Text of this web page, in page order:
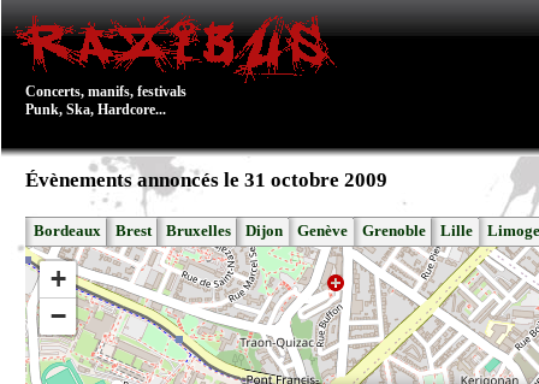
Concerts, manifs, festivals
Punk, Ska, Hardcore...
Évènements annoncés le 31 octobre 2009
Bordeaux Brest Bruxelles Dijon Genève Grenoble Lille
+
−